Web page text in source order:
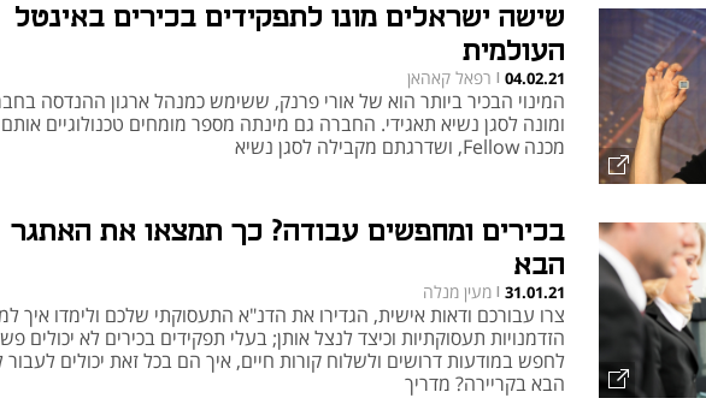
שישה ישראלים מונו לתפקידים בכירים באינטל
העולמית
04.02.21
| רפאל קאהאן
המינוי הבכיר ביותר הוא של אורי פרנק, ששימש כמנהל ארגון ההנדסה
ומונה לסגן נשיא תאגידי. החברה גם מינתה מספר מומחים טכנולוגיים
מכנה Fellow, ושדרגתם מקבילה לסגן נשיא
בכירים ומחפשים עבודה? כך תמצאו את האתגר
הבא
31.01.21
| מעין מנלה
צרו עבורכם ודאות אישית, הגדירו את הדנ"א התעסוקתי שלכם ולימדו איך
הזדמנויות תעסוקתיות וכיצד לנצל אותן; בעלי תפקידים בכירים לא יכולים
לחפש במודעות דרושים ולשלוח קורות חיים, איך הם בכל זאת יכולים
הבא בקריירה? מדריך